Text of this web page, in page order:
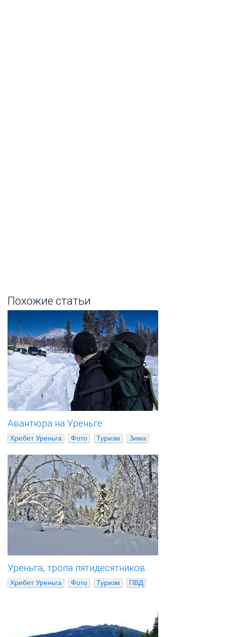
Похожие статьи
Авантюра на Уреньге
Хребет Уреньга Фото Туризм Зима
Уреньга, тропа пятидесятников
Хребет Уреньга Фото Туризм ПВД